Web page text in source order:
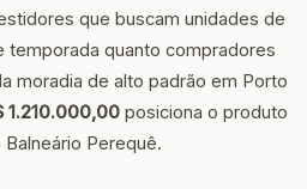
que buscam unidades de
temporada quanto compradores
moradia de alto padrão em Porto
1.210.000,00 posiciona o produto
Perequê.